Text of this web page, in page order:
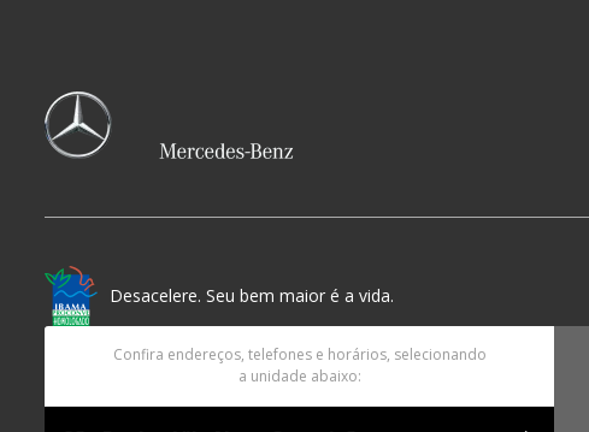
Desacelere. Seu bem maior é a vida.
Confira endereços, telefones e horários, selecionando
a unidade abaixo: